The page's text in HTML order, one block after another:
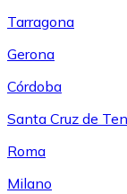
Tarragona
Gerona
Córdoba
Santa Cruz de
Roma
Milano